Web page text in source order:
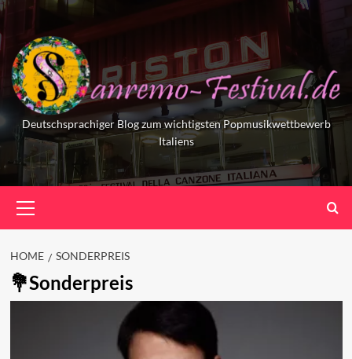
Skip
to
content
Deutschsprachiger Blog zum wichtigsten Popmusikwettbewerb
Italiens
Menu
HOME SONDERPREIS
Sonderpreis